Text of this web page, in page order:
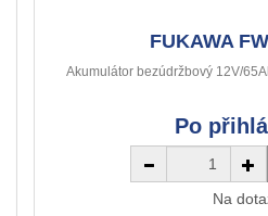
FUKAWA
Akumulátor bezúdržbový 12V/
Po
Na